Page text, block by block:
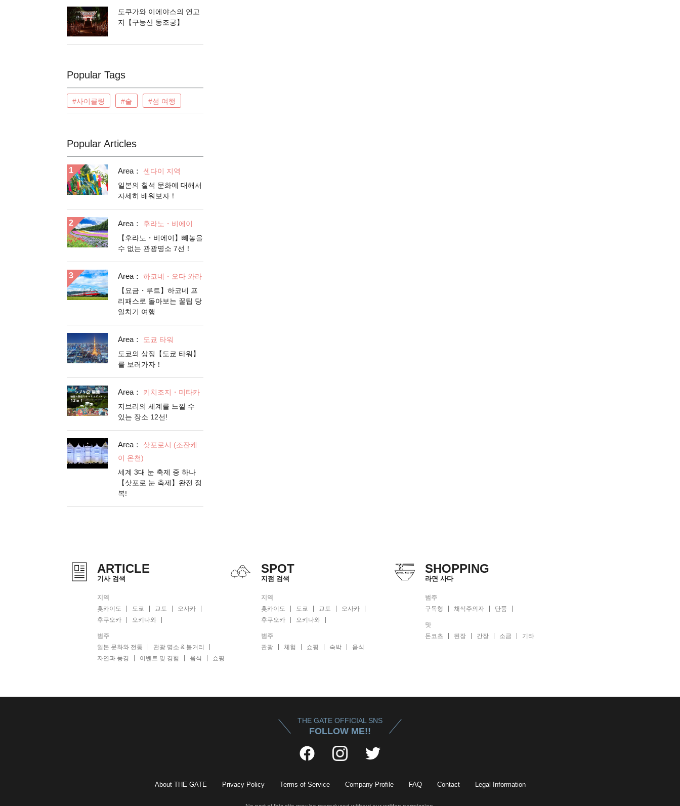
도쿠가와 이에야스의 연고
지【구능산 동조궁】
Popular Tags
#사이클링 #술 #섬 여행
Popular Articles
Area：
센다이 지역
일본의 칠석 문화에 대해서
자세히 배워보자！
Area：
후라노・비에이
【후라노・비에이】빼놓을
수 없는 관광명소 7선！
Area：
하코네・오다 와라
【요금・루트】하코네 프
리패스로 돌아보는 꿀팁 당
일치기 여행
Area：
도쿄 타워
도쿄의 상징【도쿄 타워】
를 보러가자！
Area：
키치조지・미타카
지브리의 세계를 느낄 수
있는 장소 12선!
Area：
삿포로시 (조잔케
이 온천)
세계 3대 눈 축제 중 하나
【삿포로 눈 축제】완전 정
복!
ARTICLE
기사 검색
지역
홋카이도
도쿄 교토
오사카
후쿠오카
오키나와
범주
일본 문화와 전통
관광 명소 & 볼거리
자연과 풍경
이벤트 및 경험 음식 쇼핑
SPOT
지점 검색
지역
홋카이도
도쿄 교토
오사카
후쿠오카
오키나와
범주
관광
체험 쇼핑 숙박 음식
SHOPPING
라면 사다
범주
구독형
채식주의자 단품
맛
돈코츠
된장 간장 소금 기타
THE GATE OFFICIAL SNS
FOLLOW ME!!
About THE GATE Privacy Policy Terms of Service Company Profile FAQ Contact Legal Information